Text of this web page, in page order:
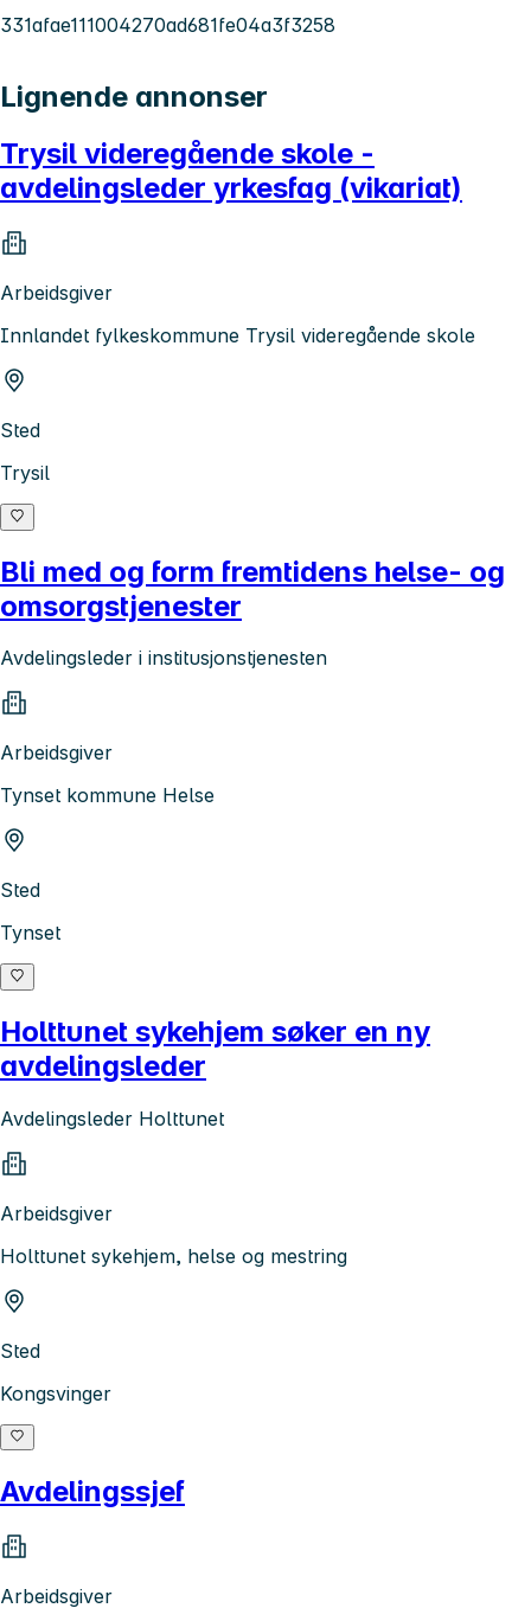
331afae111004270ad681fe04a3f3258
Lignende annonser
Trysil videregående skole -
avdelingsleder yrkesfag (vikariat)
Arbeidsgiver
Innlandet fylkeskommune Trysil videregående skole
Sted
Trysil
Bli med og form fremtidens helse- og
omsorgstjenester
Avdelingsleder i institusjonstjenesten
Arbeidsgiver
Tynset kommune Helse
Sted
Tynset
Holttunet sykehjem søker en ny
avdelingsleder
Avdelingsleder Holttunet
Arbeidsgiver
Holttunet sykehjem, helse og mestring
Sted
Kongsvinger
Avdelingssjef
Arbeidsgiver